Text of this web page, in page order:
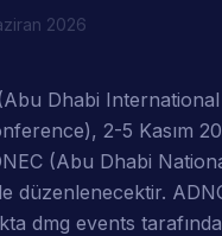
2026
Dhabi
2-5 Kasım
(Abu Dhabi
düzenlenecektir.
dmg events